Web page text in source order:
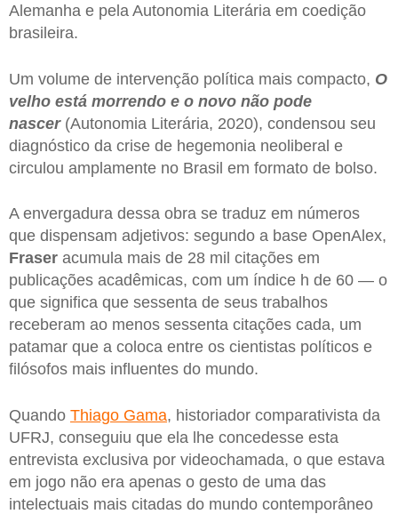
Alemanha e pela Autonomia Literária em coedição
brasileira.
Um volume de intervenção política mais compacto, O
velho está morrendo e o novo não pode
nascer(Autonomia Literária, 2020), condensou seu
diagnóstico da crise de hegemonia neoliberal e
circulou amplamente no Brasil em formato de bolso.
A envergadura dessa obra se traduz em números
que dispensam adjetivos: segundo a base OpenAlex,
Fraser acumula mais de 28 mil citações em
publicações acadêmicas, com um índice h de 60 — o
que significa que sessenta de seus trabalhos
receberam ao menos sessenta citações cada, um
patamar que a coloca entre os cientistas políticos e
filósofos mais influentes do mundo.
Quando Thiago Gama, historiador comparativista da
UFRJ, conseguiu que ela lhe concedesse esta
entrevista exclusiva por videochamada, o que estava
em jogo não era apenas o gesto de uma das
intelectuais mais citadas do mundo contemporâneo